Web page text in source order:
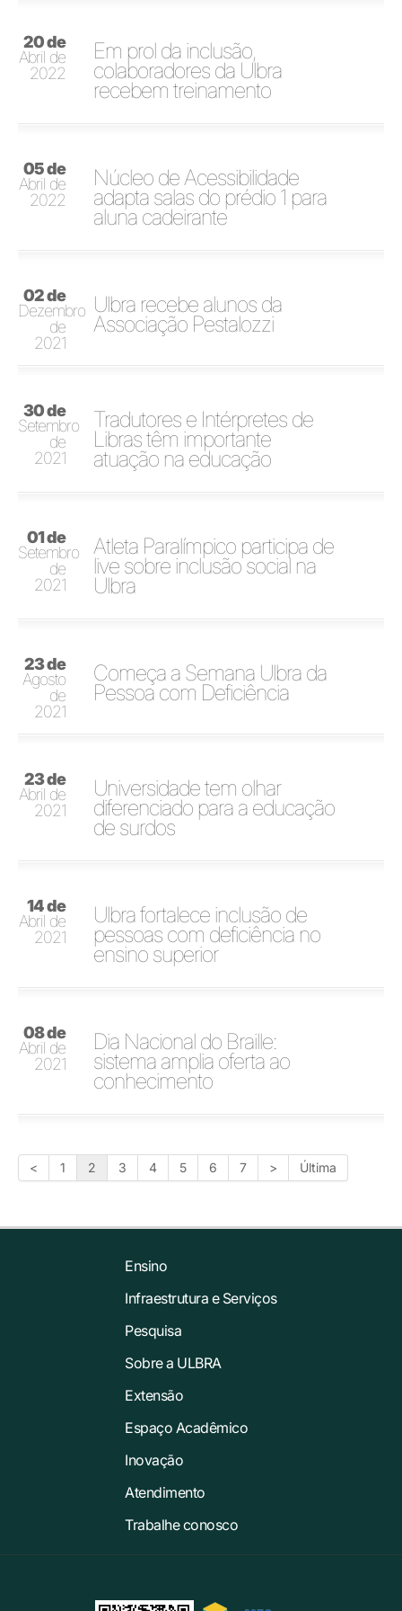
20 de
Abril de
2022
Em prol da inclusão,
colaboradores da Ulbra
recebem treinamento
05 de
Abril de
2022
Núcleo de Acessibilidade
adapta salas do prédio 1 para
aluna cadeirante
02 de
Dezembro
de
2021
Ulbra recebe alunos da
Associação Pestalozzi
30 de
Setembro
de
2021
Tradutores e Intérpretes de
Libras têm importante
atuação na educação
01 de
Setembro
de
2021
Atleta Paralímpico participa de
live sobre inclusão social na
Ulbra
23 de
Agosto
de
2021
Começa a Semana Ulbra da
Pessoa com Deficiência
23 de
Abril de
2021
Universidade tem olhar
diferenciado para a educação
de surdos
14 de
Abril de
2021
Ulbra fortalece inclusão de
pessoas com deficiência no
ensino superior
08 de
Abril de
2021
Dia Nacional do Braille:
sistema amplia oferta ao
conhecimento
< 1 2 3 4 5 6 7 > Última
Ensino
Infraestrutura e Serviços
Pesquisa
Sobre a ULBRA
Extensão
Espaço Acadêmico
Inovação
Atendimento
Trabalhe conosco